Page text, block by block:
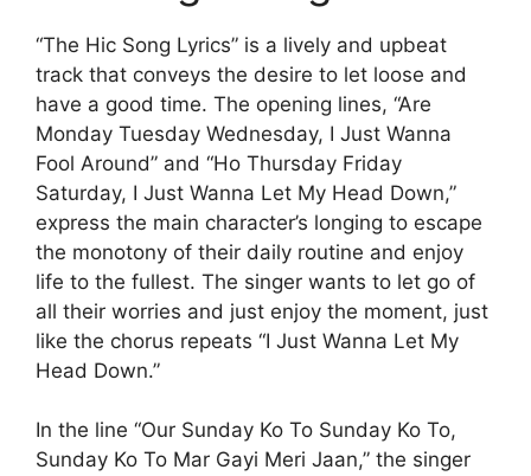
“The Hic Song Lyrics” is a lively and upbeat
track that conveys the desire to let loose and
have a good time. The opening lines, “Are
Monday Tuesday Wednesday, I Just Wanna
Fool Around” and “Ho Thursday Friday
Saturday, I Just Wanna Let My Head Down,”
express the main character’s longing to escape
the monotony of their daily routine and enjoy
life to the fullest. The singer wants to let go of
all their worries and just enjoy the moment, just
like the chorus repeats “I Just Wanna Let My
Head Down.”
In the line “Our Sunday Ko To Sunday Ko To,
Sunday Ko To Mar Gayi Meri Jaan,” the singer